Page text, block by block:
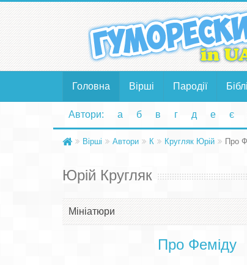
Головна Вірші Пародії
Автори: а б в г д е є
Вірші Автори К Кругляк Юрій Про
Юрій Кругляк
Мініатюри
Про Феміду